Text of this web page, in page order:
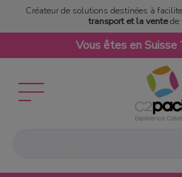
Créateur de solutions destinées à
transport et la ventede
Vous êtes en Suisse